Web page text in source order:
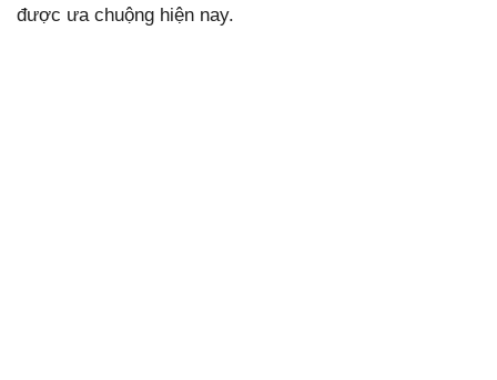
được ưa chuộng hiện nay.